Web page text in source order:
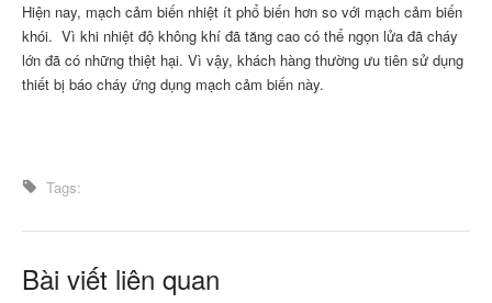
Hiện nay, mạch cảm biến nhiệt ít phổ biến hơn so với mạch cảm biến
khói. Vì khi nhiệt độ không khí đã tăng cao có thể ngọn lửa đã cháy
lớn đã có những thiệt hại. Vì vậy, khách hàng thường ưu tiên sử dụng
thiết bị báo cháy ứng dụng mạch cảm biến này.
Tags:
Bài viết liên quan